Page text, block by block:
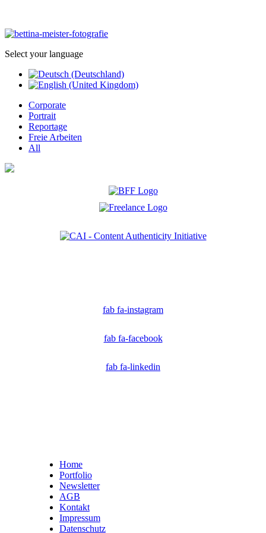
Select your language
Corporate
Portrait
Reportage
Freie Arbeiten
All
fab fa-instagram
fab fa-facebook
fab fa-linkedin
Home
Portfolio
Newsletter
AGB
Kontakt
Impressum
Datenschutz